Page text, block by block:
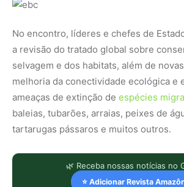
No encontro, líderes e chefes de
a revisão do tratado global sobre
selvagem e dos habitats, além de
melhoria da conectividade ecológica e
ameaças de extinção de espécies
baleias, tubarões, arraias, peixes de
tartarugas pássaros e muitos outros.
🌿 Receba nossas notícias no
⭐ Adicionar Revista